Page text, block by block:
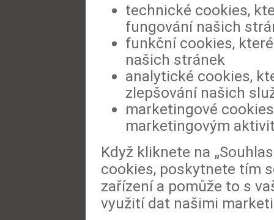
technické cookies,
fungování našich
funkční cookies,
našich stránek
analytické cookies,
zlepšování našich
marketingové
marketingovým
Když kliknete na
cookies, poskytnete tím
zařízení a pomůže to s
využití dat našimi